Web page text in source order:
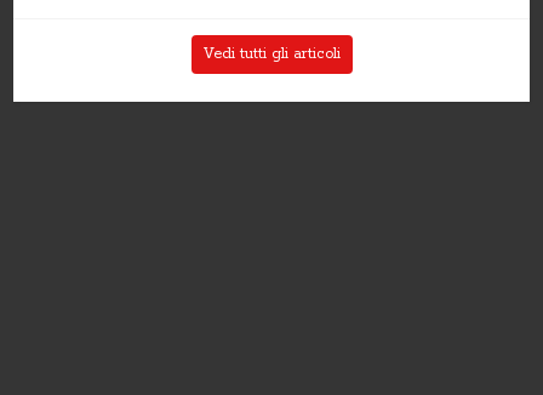
Vedi tutti gli articoli